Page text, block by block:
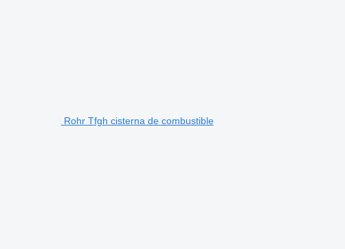
Rohr Tfgh cisterna de combustible